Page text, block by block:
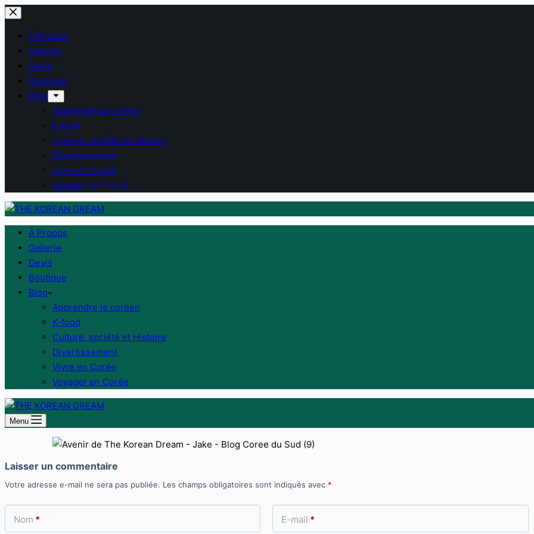
Passer
contenuÀ Propos
Gallerie
Devis
Boutique
Blog
Apprendre le coréen
K-food
Culture, société et Histoire
Divertissement
Vivre en Corée
Voyager en Corée
À Propos
Gallerie
Devis
Boutique
Blog
Apprendre le coréen
K-food
Culture, société et Histoire
Divertissement
Vivre en Corée
Voyager en Corée
Menu
Laisser un commentaire
Votre adresse e-mail ne sera pas publiée. Les champs obligatoires sont indiqués avec *
Nom * E-mail *